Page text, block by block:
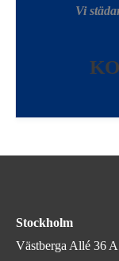
Vi
Stockholm
Västberga Allé 36 A